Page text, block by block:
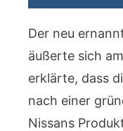
Der neu
äußerte sich
erklärte, dass
nach einer
Nissans